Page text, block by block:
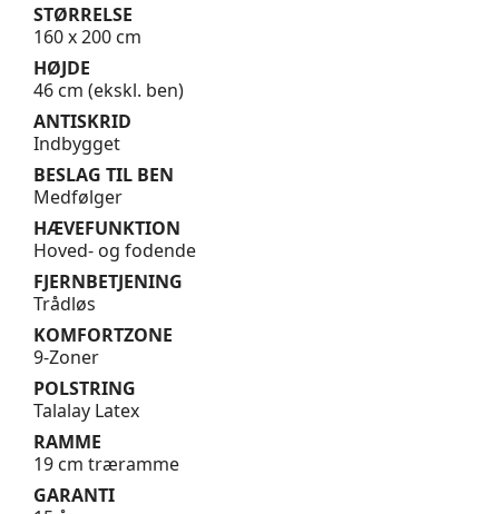
STØRRELSE
160 x 200 cm
HØJDE
46 cm (ekskl. ben)
ANTISKRID
Indbygget
BESLAG TIL BEN
Medfølger
HÆVEFUNKTION
Hoved- og fodende
FJERNBETJENING
Trådløs
KOMFORTZONE
9-Zoner
POLSTRING
Talalay Latex
RAMME
19 cm træramme
GARANTI